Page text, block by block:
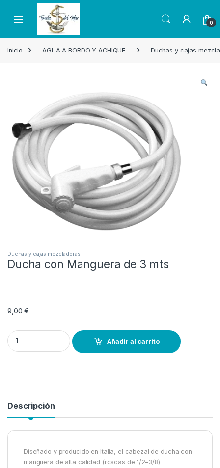
Skip to navigation
Skip to content
Open 0
Inicio AGUA A BORDO Y ACHIQUE Duchas y cajas
Duchas y cajas mezcladoras
Ducha con Manguera de 3 mts
9,00€
Ducha con Manguera de 3 mts quantity
Añadir al carrito
Descripción
Diseñado y producido en Italia, el cabezal de ducha con
manguera de alta calidad (roscas de 1/2–3/8)